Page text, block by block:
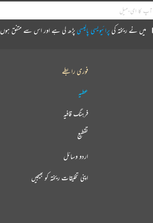
میں نے ریختہ کیپرائیویسی پالیسیپڑھ لی ہے اور اس سے متفق ہوں
فوری رابطے
عطیہ
فرہنگ قافیہ
تقطیع
اردو وسائل
اپنی تخلیقات ریختہ کو بھیجیں